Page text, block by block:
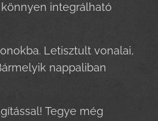
integrálható
Letisztult vonalai,
nappaliban
Tegye még